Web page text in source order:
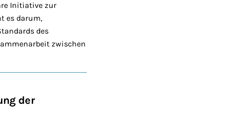
Initiative zur
es darum,
des
zwischen
der